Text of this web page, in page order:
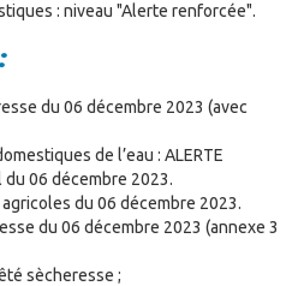
: niveau "Alerte renforcée".
du 06 décembre 2023 (avec
de l’eau : ALERTE
du 06 décembre 2023.
du 06 décembre 2023.
du 06 décembre 2023 (annexe 3
sècheresse ;